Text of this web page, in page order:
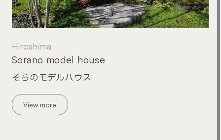
Hiroshima
そらのモデルハウス
Sorano model house
View more